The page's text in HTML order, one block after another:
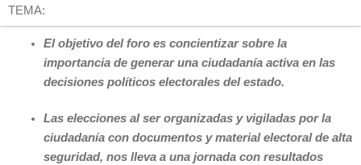
TEMA:
El objetivo del foro es concientizar sobre la
importancia de generar una ciudadanía activa en las
decisiones políticos electorales del estado.
Las elecciones al ser organizadas y vigiladas por la
ciudadanía con documentos y material electoral de alta
seguridad, nos lleva a una jornada con resultados